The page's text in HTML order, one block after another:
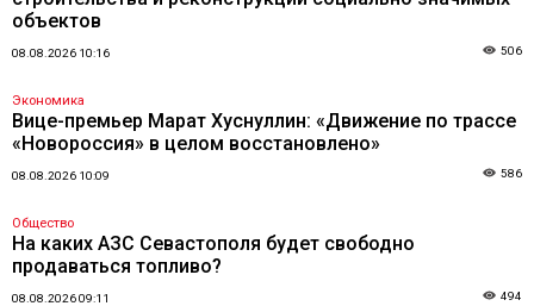
объектов
08.08.2026 10:16 506
Экономика
Вице-премьер Марат Хуснуллин: «Движение по трассе
«Новороссия» в целом восстановлено»
08.08.2026 10:09 586
Общество
На каких АЗС Севастополя будет свободно
продаваться топливо?
08.08.2026 09:11 494